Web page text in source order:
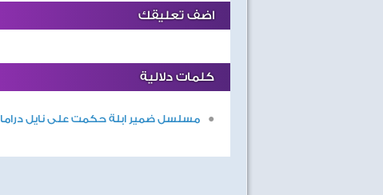
اضف تعليقك
كلمات دلالية
مسلسل ضمير ابلة حكمت على نايل دراما